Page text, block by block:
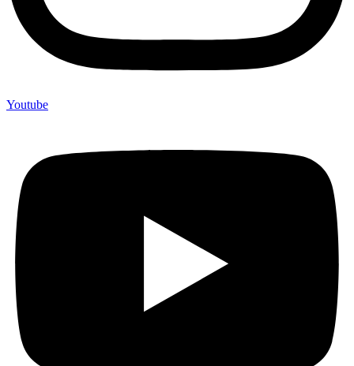
Youtube